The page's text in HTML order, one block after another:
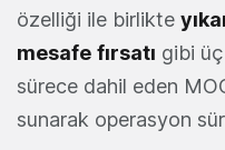
özelliği ile birlikte
mesafe fırsatı gibi üç
sürece dahil eden
sunarak operasyon